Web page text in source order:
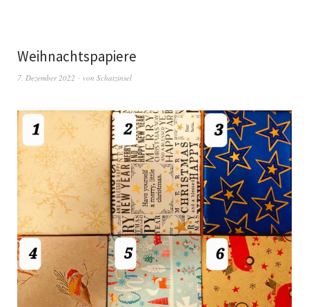
Weihnachtspapiere
7. Dezember 2022 von Schatzinsel